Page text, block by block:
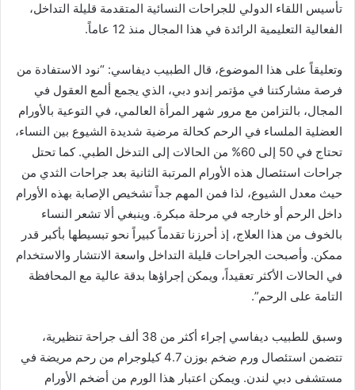
تأسيس اللقاء الدولي للجراحات النسائية المتقدمة قليلة التداخل،
الفعالية التعليمية الرائدة في هذا المجال منذ 12 عاماً.
وتعليقاً على هذا الموضوع، قال الطبيب ديفاسي: “نود الاستفادة من
فرصة مشاركتنا في مؤتمر إندو دبي، الذي يجمع ألمع العقول في
المجال، بالتزامن مع مرور شهر المرأة العالمي، في التوعية بالأورام
العضلية الملساء في الرحم كحالة مرضية شديدة الشيوع بين النساء،
تحتاج في 50 إلى 60% من الحالات إلى التدخل الطبي. كما تحتل
جراحات استئصال هذه الأورام المرتبة الثانية بعد جراحات الثدي من
حيث معدل الشيوع، لذا فمن المهم جداً تشخيص الإصابة بهذه الأورام
داخل الرحم أو خارجه في مرحلة مبكرة. وينبغي ألا تشعر النساء
بالخوف من هذا العلاج، إذ أحرزنا تقدماً كبيراً نحو تبسيطها بأكبر قدر
ممكن. وأصبحت الجراحات قليلة التداخل واسعة الانتشار والاستخدام
في الحالات الأكثر تعقيداً، ويمكن إجراؤها بدقة عالية مع المحافظة
التامة على الرحم”.
وسبق للطبيب ديفاسي إجراء أكثر من 38 ألف جراحة تنظيرية،
تتضمن استئصال ورم ضخم بوزن 4.7 كيلوجرام من رحم مريضة في
مستشفى دبي لندن. ويمكن اعتبار هذا الورم من أضخم الأورام